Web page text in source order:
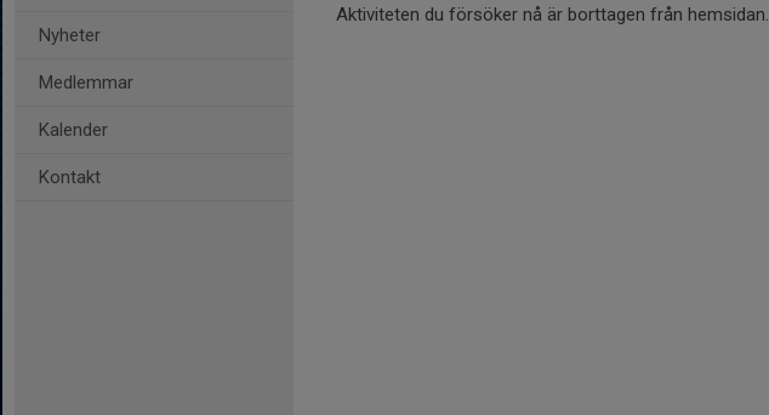
Nyheter
Medlemmar
Kalender
Kontakt
Aktiviteten du försöker nå är borttagen från hemsidan.